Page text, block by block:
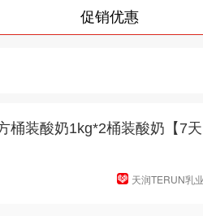
促销优惠
桶装酸奶1kg*2桶装酸奶【7
天润TERUN乳